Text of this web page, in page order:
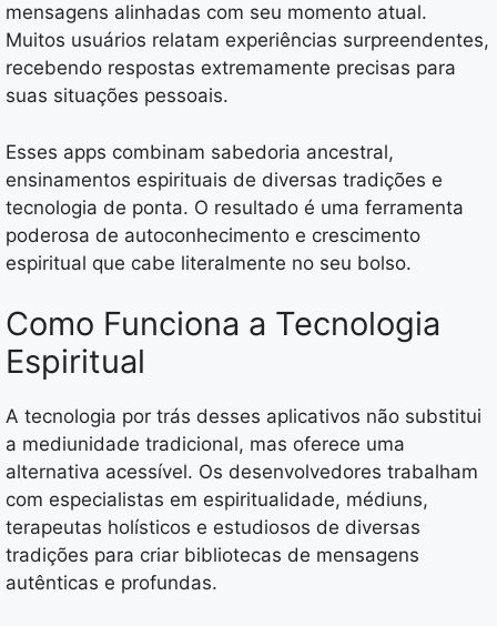
mensagens alinhadas com seu momento atual.
Muitos usuários relatam experiências surpreendentes,
recebendo respostas extremamente precisas para
suas situações pessoais.
Esses apps combinam sabedoria ancestral,
ensinamentos espirituais de diversas tradições e
tecnologia de ponta. O resultado é uma ferramenta
poderosa de autoconhecimento e crescimento
espiritual que cabe literalmente no seu bolso.
Como Funciona a Tecnologia
Espiritual
A tecnologia por trás desses aplicativos não substitui
a mediunidade tradicional, mas oferece uma
alternativa acessível. Os desenvolvedores trabalham
com especialistas em espiritualidade, médiuns,
terapeutas holísticos e estudiosos de diversas
tradições para criar bibliotecas de mensagens
autênticas e profundas.